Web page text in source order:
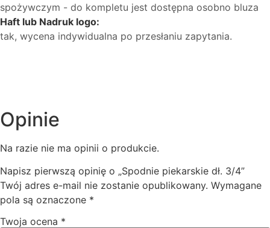
spożywczym - do kompletu jest dostępna osobno bluza
Haft lub Nadruk logo:
tak, wycena indywidualna po przesłaniu zapytania.
Opinie
Na razie nie ma opinii o produkcie.
Napisz pierwszą opinię o „Spodnie piekarskie dł. 3/4”
Twój adres e-mail nie zostanie opublikowany. Wymagane
pola są oznaczone *
Twoja ocena *